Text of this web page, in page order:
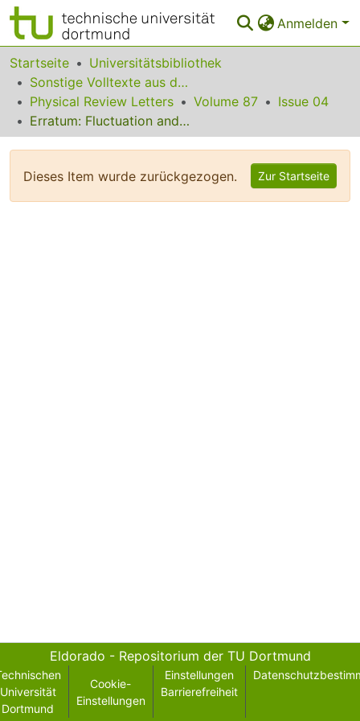
Anmelden
Bereiche & Sammlungen
Das gesamte Repositorium
Statistiken
Startseite
Universitätsbibliothek
Sonstige Volltexte aus dem Bibliotheksangebot
Physical Review Letters
Volume 87
Issue 04
Erratum: Fluctuation and Relaxation Properties of Pulled Fronts: A Scenario for Nonstandard Kardar-Parisi-Zhang Scaling
Dieses Item wurde zurückgezogen. Zur Startseite
Eldorado - Repositorium der TU Dortmund
Universität
Dortmund
Cookie-
Einstellungen
Einstellungen
Barrierefreiheit